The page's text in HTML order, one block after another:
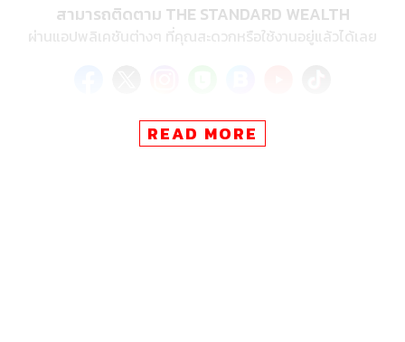
สามารถติดตาม THE STANDARD WEALTH
ผ่านแอปพลิเคชันต่างๆ ที่คุณสะดวกหรือใช้งานอยู่แล้วได้เลย
Morning Wealth
ธนาคารแห่งประเทศไทย
READ MORE